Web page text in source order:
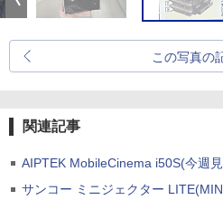
この写真の
関連記事
AIPTEK MobileCinema i50S(今週
サンコー ミニジェクター